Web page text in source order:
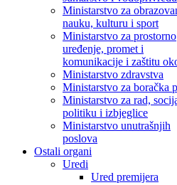
Ministarstvo za
nauku, kulturu i sport
Ministarstvo za prostorno
uređenje, promet i
komunikacije i zaštitu
Ministarstvo zdravstva
Ministarstvo za boračka
Ministarstvo za rad,
politiku i izbjeglice
Ministarstvo unutrašnjih
poslova
Ostali organi
Uredi
Ured premijera